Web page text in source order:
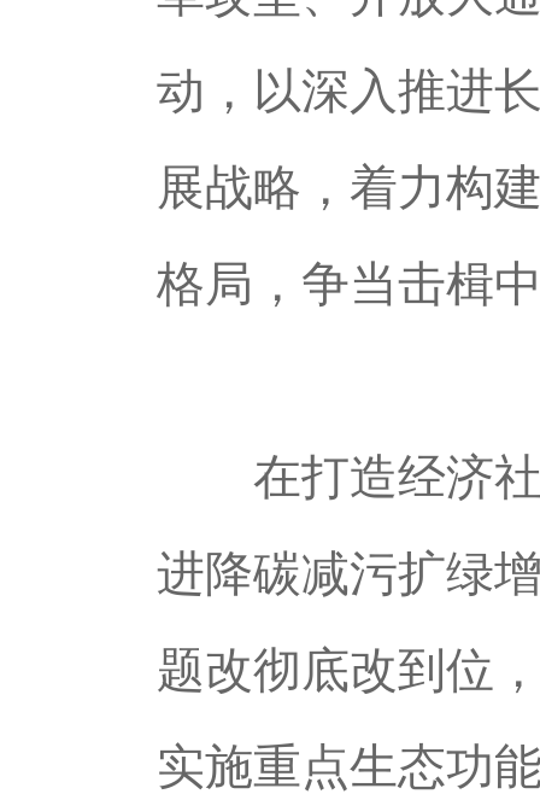
动，以深入推进
展战略，着力构
格局，争当击楫
在打造经济社
进降碳减污扩绿
题改彻底改到位
实施重点生态功